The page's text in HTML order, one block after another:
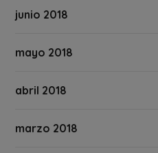
junio 2018
mayo 2018
abril 2018
marzo 2018